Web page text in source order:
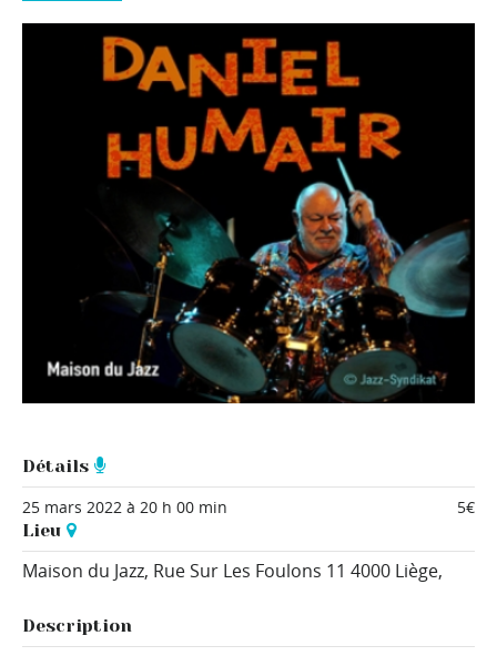
Détails
25 mars 2022 à 20 h 00 min
5€
Lieu
Maison du Jazz, Rue Sur Les Foulons 11 4000 Liège,
Description